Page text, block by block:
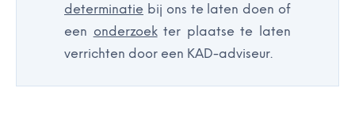
determinatie bij ons te laten doen of
een onderzoekter plaatse te laten
verrichten door een KAD-adviseur.